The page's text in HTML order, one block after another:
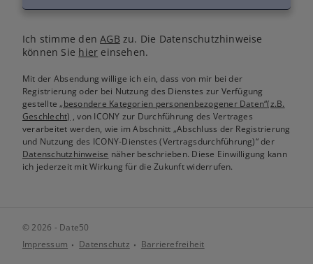
Ich stimme denAGB zu. Die Datenschutzhinweise
können Sie hier einsehen.
Mit der Absendung willige ich ein, dass von mir bei der
Registrierung oder bei Nutzung des Dienstes zur Verfügung
gestellte„besondere Kategorien personenbezogener Daten“(z.B.
Geschlecht) , von ICONY zur Durchführung des Vertrages
verarbeitet werden, wie im Abschnitt „Abschluss der Registrierung
und Nutzung des ICONY-Dienstes (Vertragsdurchführung)“ der
Datenschutzhinweise näher beschrieben. Diese Einwilligung kann
ich jederzeit mit Wirkung für die Zukunft widerrufen.
© 2026 - Date50
Impressum
Datenschutz Barrierefreiheit